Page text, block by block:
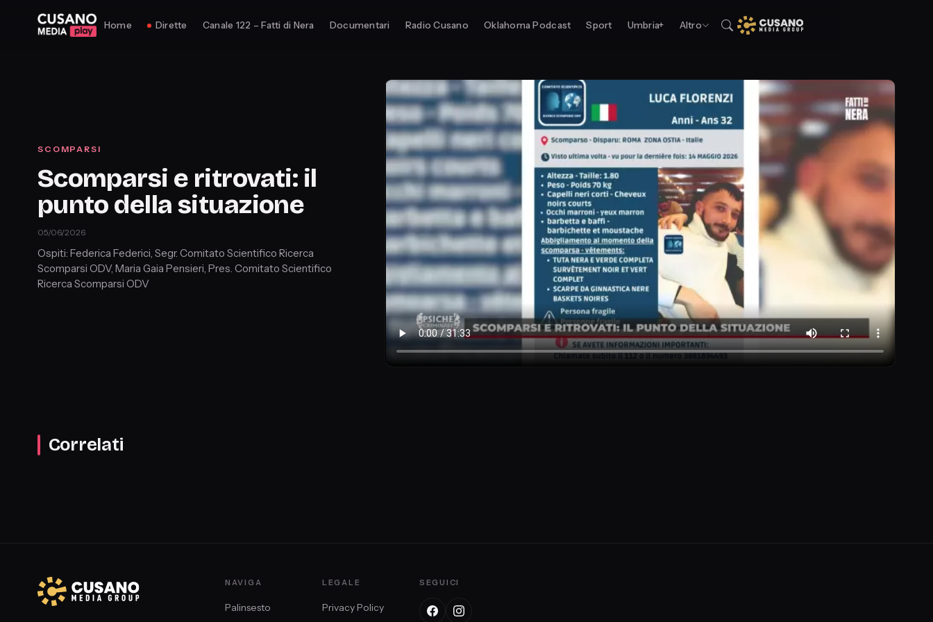
Home Dirette Canale 122 – Fatti di Nera Documentari Radio Cusano Oklahoma Podcast Sport Umbria+ Altro
SCOMPARSI
Scomparsi e ritrovati: il
punto della situazione
05/06/2026
Ospiti: Federica Federici, Segr. Comitato Scientifico Ricerca
Scomparsi ODV, Maria Gaia Pensieri, Pres. Comitato Scientifico
Ricerca Scomparsi ODV
Correlati
NAVIGA
Palinsesto
LEGALE
Privacy Policy
SEGUICI